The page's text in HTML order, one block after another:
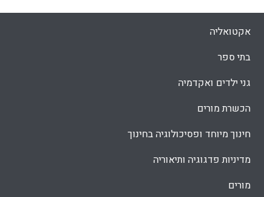
אקטואליה
בתי ספר
גני ילדים ואקדמיה
הכשרת מורים
חינוך מיוחד ופסיכולוגיה בחינוך
מדיניות פדגוגיה ותיאוריה
מורים